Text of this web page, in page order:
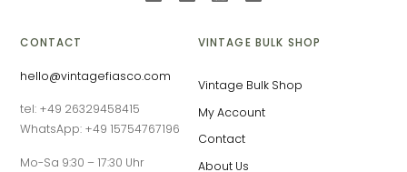
CONTACT
hello@vintagefiasco.com
tel: +49 26329458415
WhatsApp: +49 15754767196
Mo-Sa 9:30 – 17:30 Uhr
VINTAGE BULK SHOP
Vintage Bulk Shop
My Account
Contact
About Us